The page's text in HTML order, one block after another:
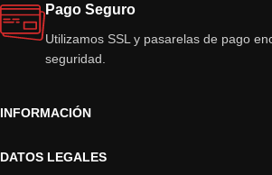
Pago Seguro
Utilizamos SSL y pasarelas de pago
seguridad.
INFORMACIÓN
DATOS LEGALES